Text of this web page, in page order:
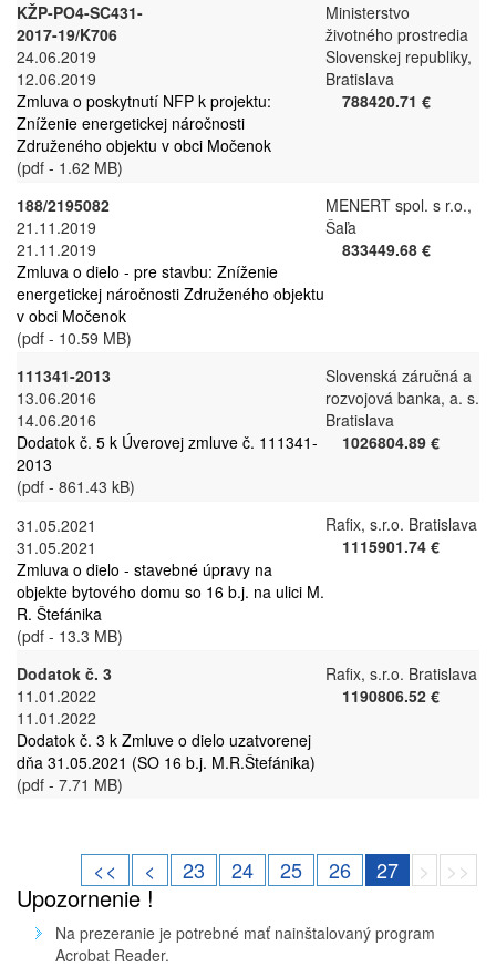
KŽP-PO4-SC431-
2017-19/K706
24.06.2019
12.06.2019
Zmluva o poskytnutí NFP k projektu:
Zníženie energetickej náročnosti
Združeného objektu v obci Močenok
(pdf - 1.62 MB)
Ministerstvo
životného prostredia
Slovenskej republiky,
Bratislava
788420.71 €
188/2195082
21.11.2019
21.11.2019
Zmluva o dielo - pre stavbu: Zníženie
energetickej náročnosti Združeného objektu
v obci Močenok
(pdf - 10.59 MB)
MENERT spol. s r.o.,
Šaľa
833449.68 €
111341-2013
13.06.2016
14.06.2016
Dodatok č. 5 k Úverovej zmluve č. 111341-
2013
(pdf - 861.43 kB)
Slovenská záručná a
rozvojová banka, a. s.
Bratislava
1026804.89 €
31.05.2021
31.05.2021
Zmluva o dielo - stavebné úpravy na
objekte bytového domu so 16 b.j. na ulici M.
R. Štefánika
(pdf - 13.3 MB)
Rafix, s.r.o. Bratislava
1115901.74 €
Dodatok č. 3
11.01.2022
11.01.2022
Dodatok č. 3 k Zmluve o dielo uzatvorenej
dňa 31.05.2021 (SO 16 b.j. M.R.Štefánika)
(pdf - 7.71 MB)
Rafix, s.r.o. Bratislava
1190806.52 €
<< < 23 24 25 26 27 > >>
Upozornenie !
Na prezeranie je potrebné mať nainštalovaný program
Acrobat Reader.